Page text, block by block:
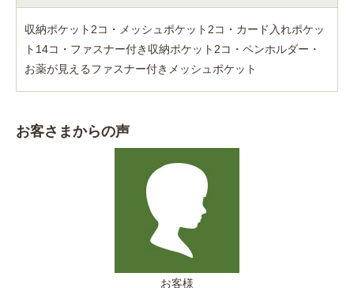
収納ポケット2コ・メッシュポケット2コ・カード入れポケッ
ト14コ・ファスナー付き収納ポケット2コ・ペンホルダー・
お薬が見えるファスナー付きメッシュポケット
お客さまからの声
お客様